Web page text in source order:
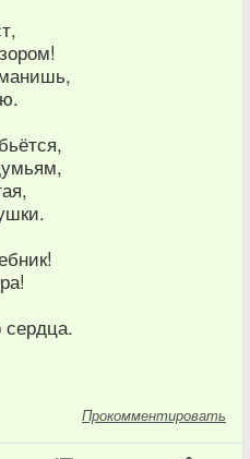
сердца.
Прокомментировать